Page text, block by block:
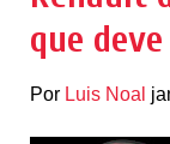
que
Por Luis Noal